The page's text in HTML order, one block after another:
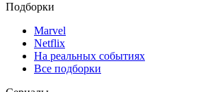
Подборки
Marvel
Netflix
На реальных событиях
Все подборки